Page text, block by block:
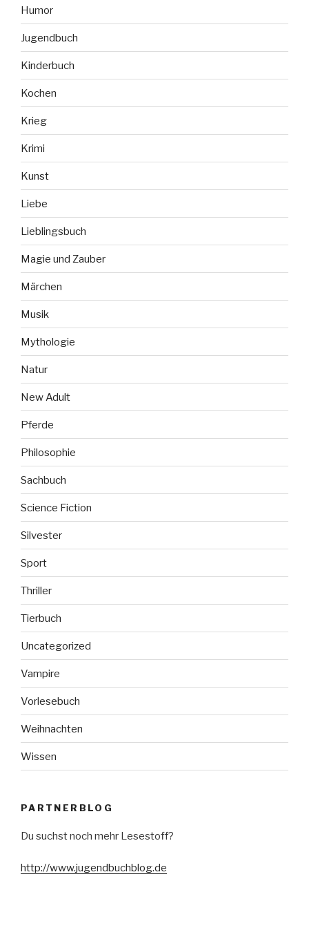
Humor
Jugendbuch
Kinderbuch
Kochen
Krieg
Krimi
Kunst
Liebe
Lieblingsbuch
Magie und Zauber
Märchen
Musik
Mythologie
Natur
New Adult
Pferde
Philosophie
Sachbuch
Science Fiction
Silvester
Sport
Thriller
Tierbuch
Uncategorized
Vampire
Vorlesebuch
Weihnachten
Wissen
PARTNERBLOG
Du suchst noch mehr Lesestoff?
http://www.jugendbuchblog.de